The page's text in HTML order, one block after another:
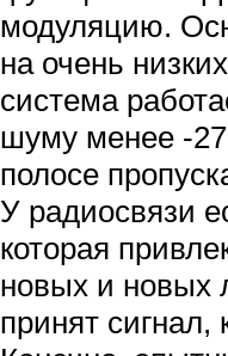
модуляцию.
на очень
система
шуму менее -
полосе
У радиосвязи
которая
новых и новых
принят